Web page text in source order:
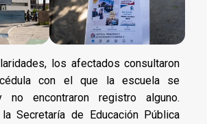
los afectados consultaron
con el que la escuela se
no encontraron registro alguno.
Secretaría de Educación Pública